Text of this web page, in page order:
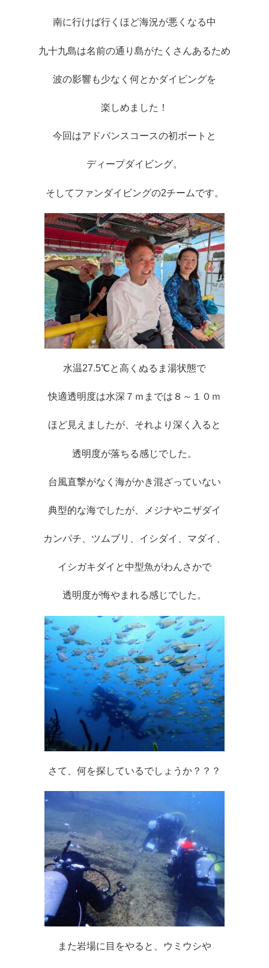
南に行けば行くほど海況が悪くなる中
九十九島は名前の通り島がたくさんあるため
波の影響も少なく何とかダイビングを
楽しめました！
今回はアドバンスコースの初ボートと
ディープダイビング。
そしてファンダイビングの2チームです。
水温27.5℃と高くぬるま湯状態で
快適透明度は水深７ｍまでは８～１０ｍ
ほど見えましたが、それより深く入ると
透明度が落ちる感じでした。
台風直撃がなく海がかき混ざっていない
典型的な海でしたが、メジナやニザダイ
カンパチ、ツムブリ、イシダイ、マダイ、
イシガキダイと中型魚がわんさかで
透明度が悔やまれる感じでした。
さて、何を探しているでしょうか？？？
また岩場に目をやると、ウミウシや